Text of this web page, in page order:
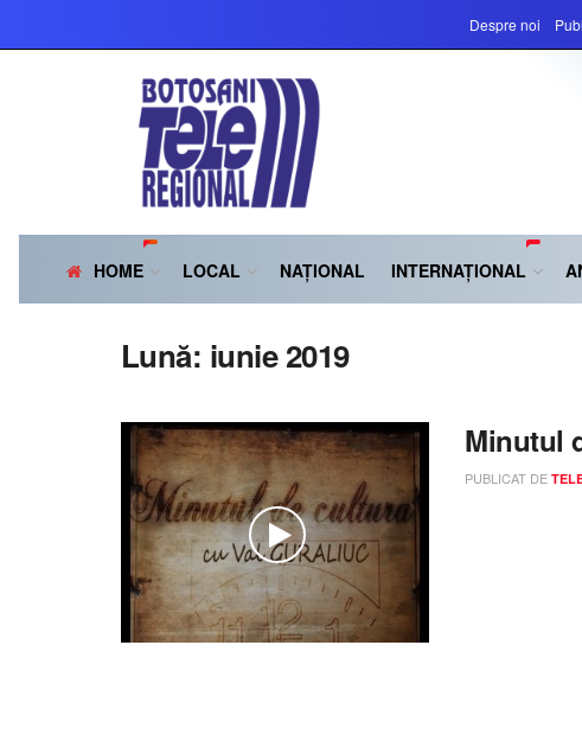
Despre noi
HOME LOCAL NAȚIONAL INTERNAȚIONAL
Lună: iunie 2019
Minutul
PUBLICAT DE